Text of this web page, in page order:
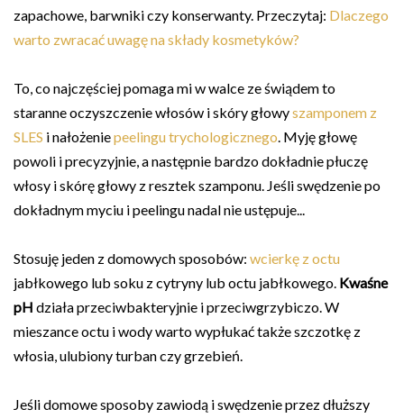
zapachowe, barwniki czy konserwanty. Przeczytaj: Dlaczego
warto zwracać uwagę na składy kosmetyków?
To, co najczęściej pomaga mi w walce ze świądem to
staranne oczyszczenie włosów i skóry głowyszamponem z
SLES i nałożeniepeelingu trychologicznego . Myję głowę
powoli i precyzyjnie, a następnie bardzo dokładnie płuczę
włosy i skórę głowy z resztek szamponu. Jeśli swędzenie po
dokładnym myciu i peelingu nadal nie ustępuje...
Stosuję jeden z domowych sposobów: wcierkę z octu
jabłkowego lub soku z cytryny lub octu jabłkowego. Kwaśne
pH działa przeciwbakteryjnie i przeciwgrzybiczo. W
mieszance octu i wody warto wypłukać także szczotkę z
włosia, ulubiony turban czy grzebień.
Jeśli domowe sposoby zawiodą i swędzenie przez dłuższy